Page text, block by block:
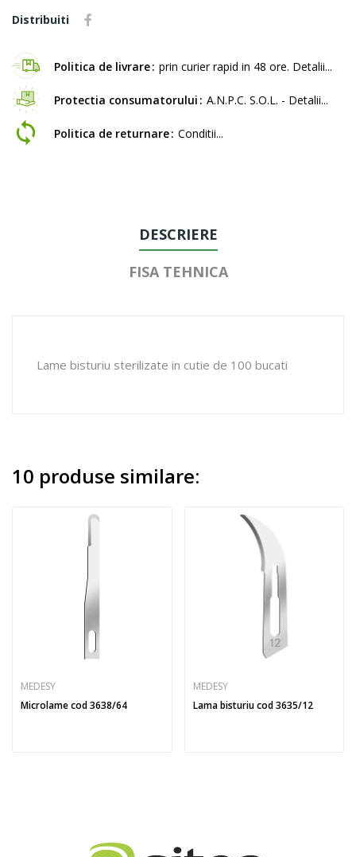
Distribuiti
Politica de livrare prin curier rapid in 48 ore. Detalii...
Protectia consumatorului A.N.P.C. S.O.L. - Detalii...
Politica de returnare Conditii...
DESCRIERE
FISA TEHNICA
Lame bisturiu sterilizate in cutie de 100 bucati
10 produse similare:
MEDESY
Microlame cod 3638/64
MEDESY
Lama bisturiu cod 3635/12